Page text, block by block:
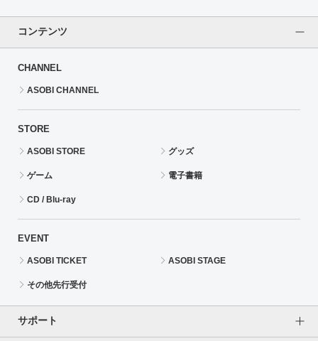
コンテンツ
CHANNEL
ASOBI CHANNEL
STORE
ASOBI STORE グッズ
ゲーム 電子書籍
CD / Blu-ray
EVENT
ASOBI TICKET ASOBI STAGE
その他先行受付
サポート